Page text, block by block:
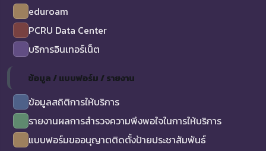
eduroam
PCRU Data Center
บริการอินเทอร์เน็ต
ข้อมูล / แบบฟอร์ม / รายงาน
ข้อมูลสถิติการให้บริการ
รายงานผลการสำรวจความพึงพอใจในการให้บริการ
แบบฟอร์มขออนุญาตติดตั้งป้ายประชาสัมพันธ์